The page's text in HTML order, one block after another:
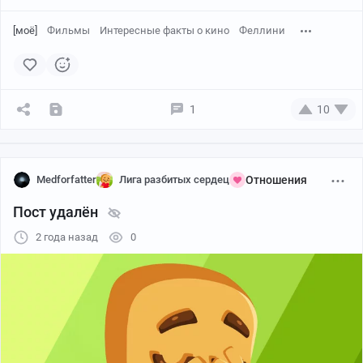
[моё] Фильмы Интересные факты о кино Феллини
1 10
Medforfatter Лига разбитых сердец Отношения
Пост удалён
2 года назад 0